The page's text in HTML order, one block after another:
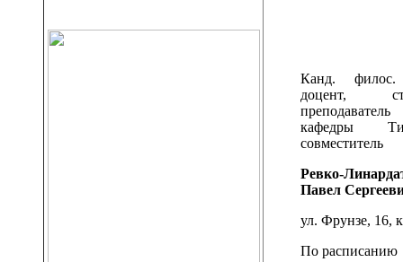
Канд. филос.
доцент,
преподаватель
кафедры
совместитель
Ревко-
Павел
ул. Фрунзе, 16,
По расписанию